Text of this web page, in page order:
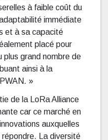
à faible coût du
immédiate
et à sa capacité
placé pour
plus grand nombre de
ainsi à la
»
de la LoRa Alliance
car ce marché en
auxquelles
La diversité